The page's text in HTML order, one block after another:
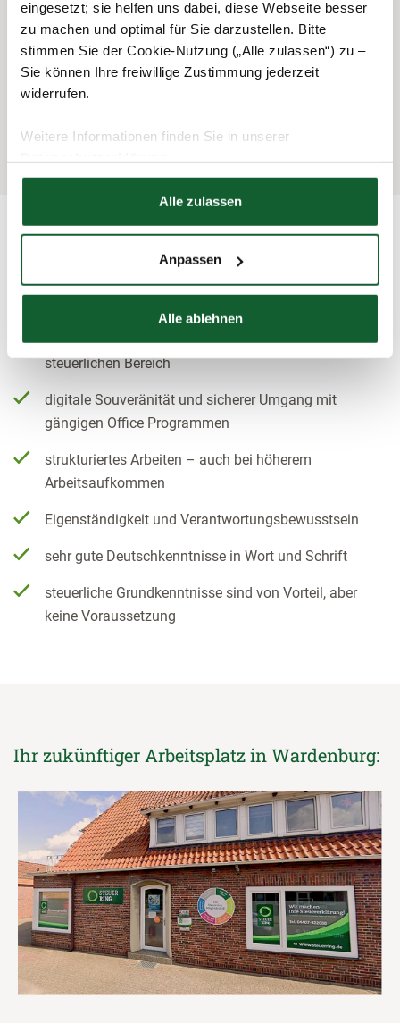
eingesetzt; sie helfen uns dabei, diese Webseite besser
zu machen und optimal für Sie darzustellen. Bitte
stimmen Sie der Cookie-Nutzung („Alle zulassen“) zu –
Sie können Ihre freiwillige Zustimmung jederzeit
widerrufen.
Weitere Informationen finden Sie in unserer
Hier finden Sie unserImpressum
Alle zulassen
Anpassen
Alle ablehnen
Organisation und Durchführung allgemeiner
Bürotätigkeiten (Telefon, Post, Korrespondenz)
administrative Unterstützung im Tagesgeschäft
Bearbeitung von Steuererklärungen bei vorhandenen
erfolgreich abgeschlossene Ausbildung sowie
Berufserfahrung im kaufmännischen oder
steuerlichen Bereich
digitale Souveränität und sicherer Umgang mit
gängigen Office Programmen
strukturiertes Arbeiten – auch bei höherem
Arbeitsaufkommen
Eigenständigkeit und Verantwortungsbewusstsein
sehr gute Deutschkenntnisse in Wort und Schrift
steuerliche Grundkenntnisse sind von Vorteil, aber
keine Voraussetzung
Ihr zukünftiger Arbeitsplatz in Wardenburg: